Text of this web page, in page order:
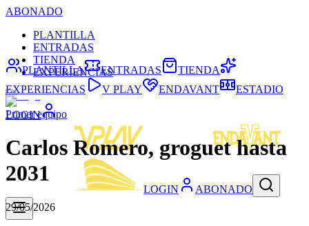
ABONADO
PLANTILLA
ENTRADAS
TIENDA
EXPERIENCIAS
LOGIN
LOGIN ABONADO
PLANTILLA ENTRADAS
TIENDA
EXPERIENCIAS
V PLAY ENDAVANT ESTADIO
Primer equipo
Carlos Romero, groguet hasta
2031
29/05/2026